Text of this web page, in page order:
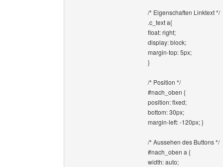
/* Eigenschaften Linktext */
.c_text a{
float: right;
display: block;
margin-top: 5px;
}
/* Position */
#nach_oben {
position: fixed;
bottom: 30px;
margin-left: -120px; }
/* Aussehen des Buttons */
#nach_oben a {
width: auto;